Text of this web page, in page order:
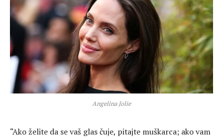
Angelina Jolie
“Ako želite da se vaš glas čuje, pitajte muškarca; ako vam